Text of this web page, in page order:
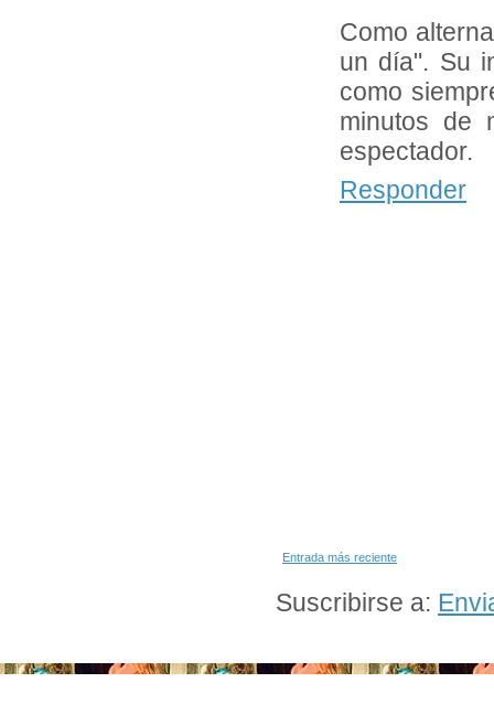
Como
un día". Su
como
minutos de
espectador.
Responder
Entrada más reciente
Suscribirse a: